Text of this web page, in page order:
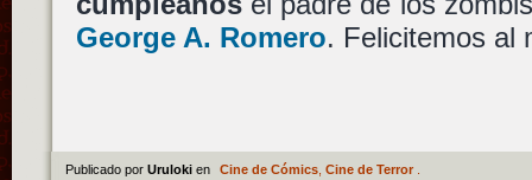
George A. Romero. Felicitemos al
Publicado por Uruloki en Cine de Cómics, Cine de Terror.